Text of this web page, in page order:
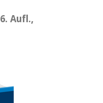
Aufl.,